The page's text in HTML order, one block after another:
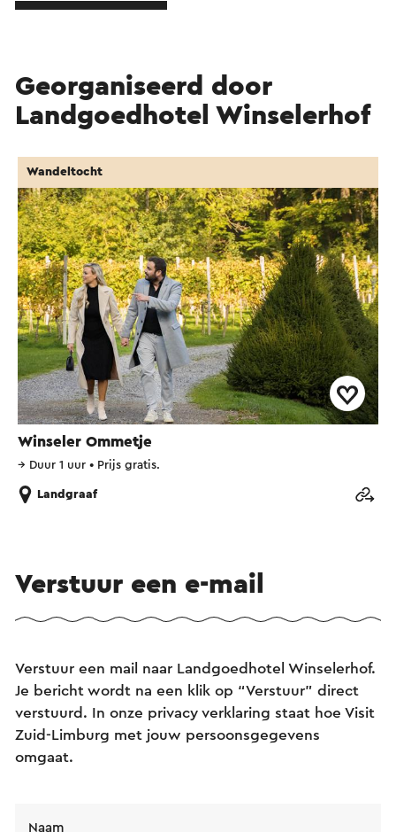
Georganiseerd door
Landgoedhotel Winselerhof
Winseler Ommetje
Wandeltocht
→ Duur 1 uur • Prijs gratis.
Landgraaf
Verstuur een e-mail
Verstuur een mail naar Landgoedhotel Winselerhof.
Je bericht wordt na een klik op “Verstuur” direct
verstuurd. In onze privacy verklaring staat hoe Visit
Zuid-Limburg met jouw persoonsgegevens
omgaat.
Naam